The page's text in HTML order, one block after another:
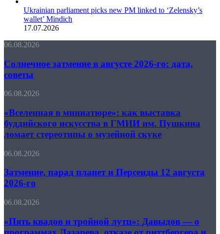
Ukrainian parliament picks new PM linked to ‘Zelensky’s
wallet’ Mindich
17.07.2026
Солнечное
в
августе
2026-
дата,
06.08.2026
Солнечное затмение в августе 2026-го: дата,
советы
«Вселенная
миниатюре»:
как
выставка
буддийского
в
им.
Пушкина
стереотипы
музейной
скуке
06.08.2026
«Вселенная в миниатюре»: как выставка
буддийского искусства в ГМИИ им. Пушкина
ломает стереотипы о музейной скуке
Затмение,
планет
и
Персеиды
августа
го
06.08.2026
Затмение, парад планет и Персеиды 12 августа
2026-го
«Пять
и
тройной
06.08.2026
«Пять квадов и тройной лутц»: Давыдов — о